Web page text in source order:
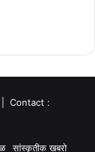
| Contact :
सांस्कृतीक खबरो